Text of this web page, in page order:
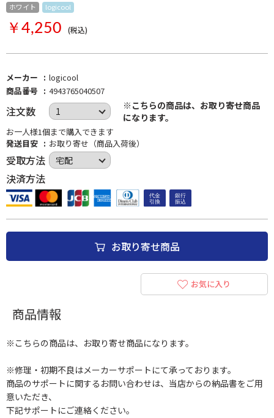
ホワイト logicool
￥4,250 (税込)
メーカー
logicool
商品番号
4943765040507
注文数
※こちらの商品は、お取り寄せ商品
になります。
お一人様1個まで購入できます
発送目安
お取り寄せ（商品入荷後）
受取方法
決済方法
お取り寄せ商品
お気に入り
商品情報
※こちらの商品は、お取り寄せ商品になります。
※修理・初期不良はメーカーサポートにて承っております。
商品のサポートに関するお問い合わせは、当店からの納品書をご用
意いただき、
下記サポートにご連絡ください。